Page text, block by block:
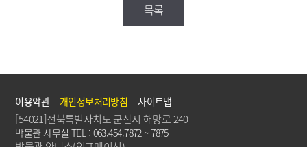
목록
이용약관 개인정보처리방침 사이트맵
[54021]전북특별자치도 군산시 해망로 240
박물관 사무실 TEL : 063.454.7872 ~ 7875